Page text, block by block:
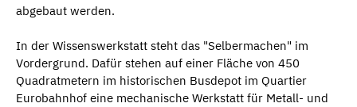
abgebaut werden.
In der Wissenswerkstatt steht das "Selbermachen" im
Vordergrund. Dafür stehen auf einer Fläche von 450
Quadratmetern im historischen Busdepot im Quartier
Eurobahnhof eine mechanische Werkstatt für Metall- und